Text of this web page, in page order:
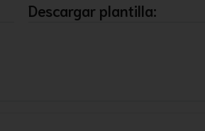
Descargar plantilla: